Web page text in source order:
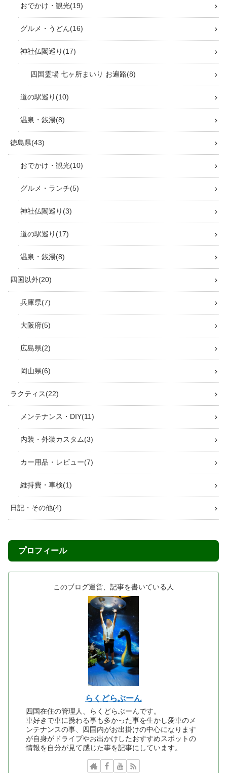
おでかけ・観光 19
グルメ・うどん 16
神社仏閣巡り 17
四国霊場 七ヶ所まいり お遍路 8
道の駅巡り 10
温泉・銭湯 8
徳島県 43
おでかけ・観光 10
グルメ・ランチ 5
神社仏閣巡り 3
道の駅巡り 17
温泉・銭湯 8
四国以外 20
兵庫県 7
大阪府 5
広島県 2
岡山県 6
ラクティス 22
メンテナンス・DIY 11
内装・外装カスタム 3
カー用品・レビュー 7
維持費・車検 1
日記・その他 4
プロフィール
このブログ運営、記事を書いている人
らくどらぶーん
四国在住の管理人、らくどらぶーんです。
車好きで車に携わる事も多かった事を生かし愛車のメ
ンテナンスの事、四国内がお出掛けの中心になります
が自身がドライブやお出かけしたおすすめスポットの
情報を自分が見て感じた事を記事にしています。